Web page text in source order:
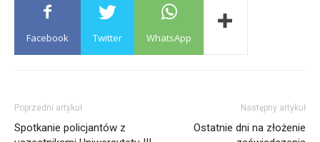
Facebook Twitter WhatsApp
Poprzedni artykuł
Spotkanie policjantów z
Następny artykuł
Ostatnie dni na złożenie